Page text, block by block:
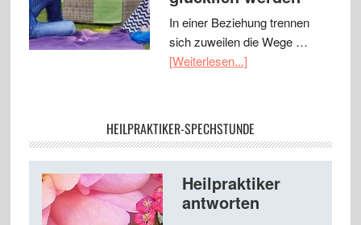
In einer Beziehung trennen
sich zuweilen die Wege …
[Weiterlesen...]
HEILPRAKTIKER-SPECHSTUNDE
Heilpraktiker
antworten